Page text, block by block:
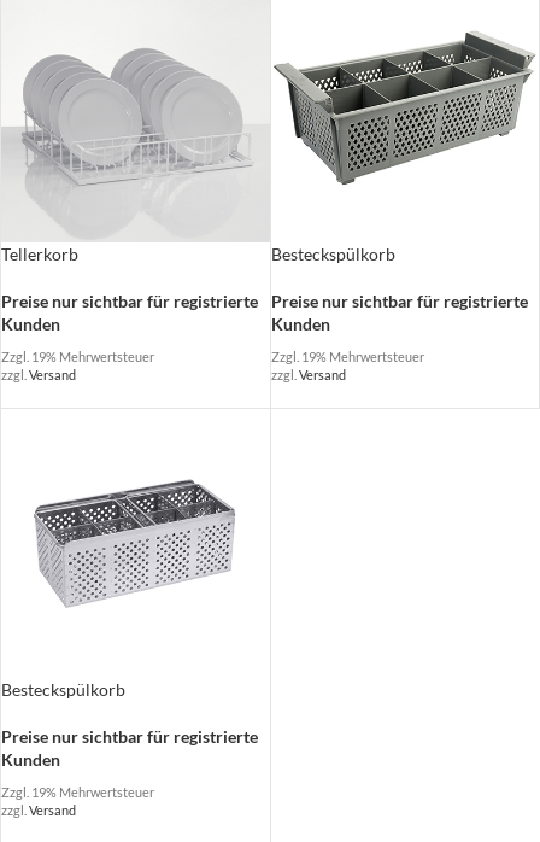
Tellerkorb
Preise nur sichtbar für registrierte
Kunden
Zzgl. 19% Mehrwertsteuer
zzgl. Versand
Besteckspülkorb
Preise nur sichtbar für registrierte
Kunden
Zzgl. 19% Mehrwertsteuer
zzgl. Versand
Besteckspülkorb
Preise nur sichtbar für registrierte
Kunden
Zzgl. 19% Mehrwertsteuer
zzgl. Versand